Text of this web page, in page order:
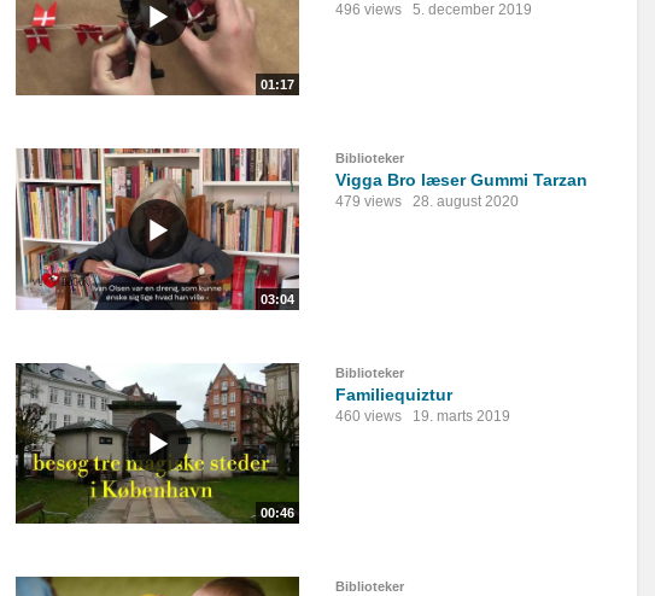
01:17
496 views 5. december 2019
03:04
Biblioteker
Vigga Bro læser Gummi Tarzan
479 views 28. august 2020
00:46
Biblioteker
Familiequiztur
460 views 19. marts 2019
Biblioteker